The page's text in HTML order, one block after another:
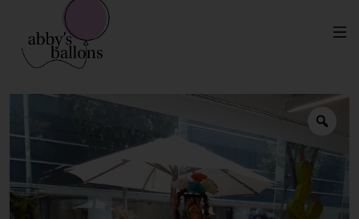
Eventos para Empresas
Mesa de Dulces Dulce Típico
Mexicano Personalizado – Empresas